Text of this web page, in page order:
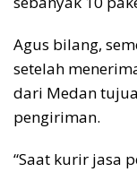
Agus bilang,
setelah
dari Medan
pengiriman.
“Saat kurir jasa